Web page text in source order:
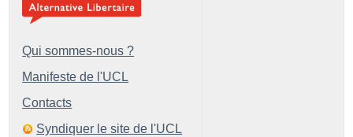
Qui sommes-nous ?
Manifeste de l'UCL
Contacts
Syndiquer le site de l'UCL